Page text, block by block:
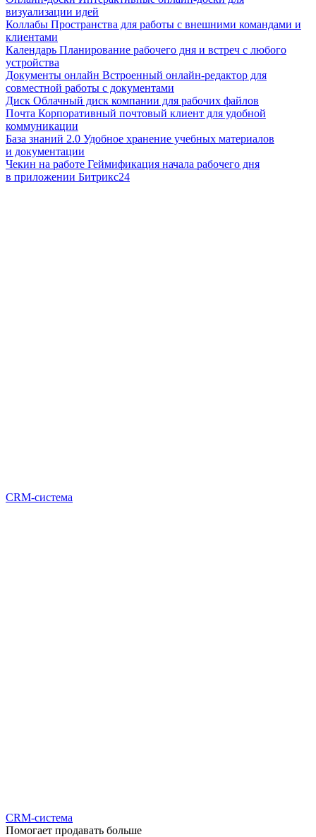
визуализации идей
Коллабы Пространства для работы с внешними командами и
клиентами
Календарь Планирование рабочего дня и встреч с любого
устройства
Документы онлайн Встроенный онлайн-редактор для
совместной работы с документами
Диск Облачный диск компании для рабочих файлов
Почта Корпоративный почтовый клиент для удобной
коммуникации
База знаний 2.0 Удобное хранение учебных материалов
и документации
Чекин на работе Геймификация начала рабочего дня
в приложении Битрикс24
CRM-система
CRM-система
Помогает продавать больше